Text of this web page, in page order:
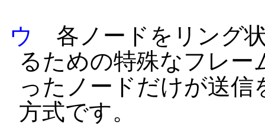
ウ
各ノードをリング
るための特殊なフレ
ったノードだけが送信
方式です。